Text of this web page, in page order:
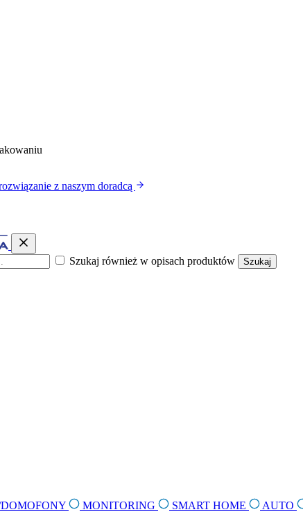
z naszym doradcą
Szukaj również w opisach produktów
Szukaj
MONITORING SMART HOME AUTO